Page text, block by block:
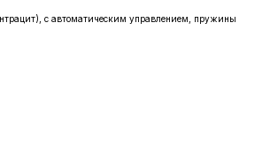
с автоматическим управлением, пружины